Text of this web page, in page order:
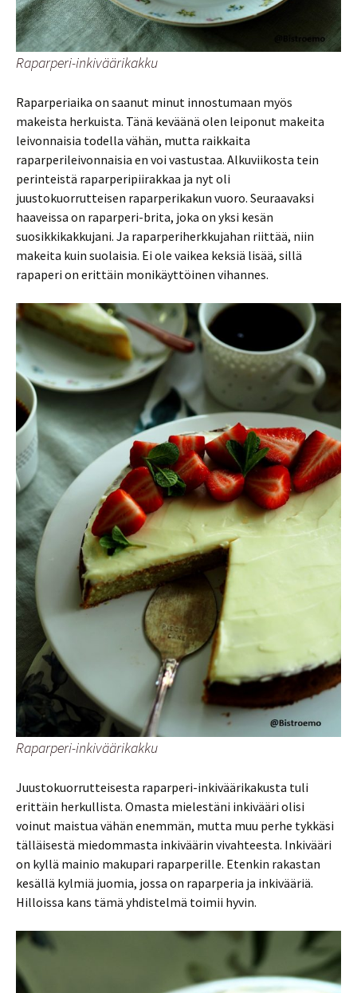
Raparperi-inkiväärikakku
Raparperiaika on saanut minut innostumaan myös
makeista herkuista. Tänä keväänä olen leiponut makeita
leivonnaisia todella vähän, mutta raikkaita
raparperileivonnaisia en voi vastustaa. Alkuviikosta tein
perinteistä raparperipiirakkaa ja nyt oli
juustokuorrutteisen raparperikakun vuoro. Seuraavaksi
haaveissa on raparperi-brita, joka on yksi kesän
suosikkikakkujani. Ja raparperiherkkujahan riittää, niin
makeita kuin suolaisia. Ei ole vaikea keksiä lisää, sillä
rapaperi on erittäin monikäyttöinen vihannes.
Raparperi-inkiväärikakku
Juustokuorrutteisesta raparperi-inkiväärikakusta tuli
erittäin herkullista. Omasta mielestäni inkivääri olisi
voinut maistua vähän enemmän, mutta muu perhe tykkäsi
tälläisestä miedommasta inkiväärin vivahteesta. Inkivääri
on kyllä mainio makupari raparperille. Etenkin rakastan
kesällä kylmiä juomia, jossa on raparperia ja inkivääriä.
Hilloissa kans tämä yhdistelmä toimii hyvin.